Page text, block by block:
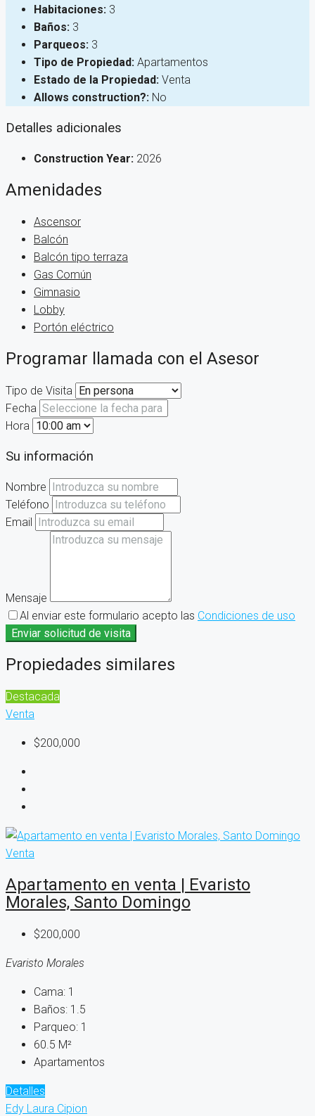
Habitaciones: 3
Baños: 3
Parqueos: 3
Tipo de Propiedad: Apartamentos
Estado de la Propiedad: Venta
Allows construction?: No
Detalles adicionales
Construction Year: 2026
Amenidades
Ascensor
Balcón
Balcón tipo terraza
Gas Común
Gimnasio
Lobby
Portón eléctrico
Programar llamada con el Asesor
Tipo de Visita
Fecha
Hora
Su información
Nombre
Teléfono
Email
Mensaje
Al enviar este formulario acepto las Condiciones de uso
Enviar solicitud de visita
Propiedades similares
Destacada
Venta
$200,000
Venta
Apartamento en venta | Evaristo
Morales, Santo Domingo
$200,000
Evaristo Morales
Cama: 1
Baños: 1.5
Parqueo: 1
60.5 M²
Apartamentos
Detalles
Edy Laura Cipion